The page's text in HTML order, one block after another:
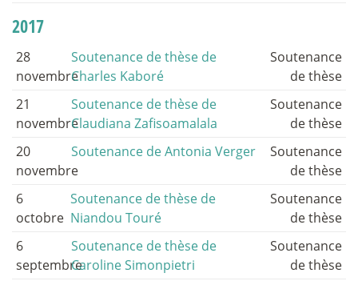
2017
28
novembre
Soutenance de thèse de
Charles Kaboré
Soutenance
de thèse
21
novembre
Soutenance de thèse de
Claudiana Zafisoamalala
Soutenance
de thèse
20
novembre
Soutenance de Antonia Verger
Soutenance
de thèse
6
octobre
Soutenance de thèse de
Niandou Touré
Soutenance
de thèse
6
septembre
Soutenance de thèse de
Caroline Simonpietri
Soutenance
de thèse